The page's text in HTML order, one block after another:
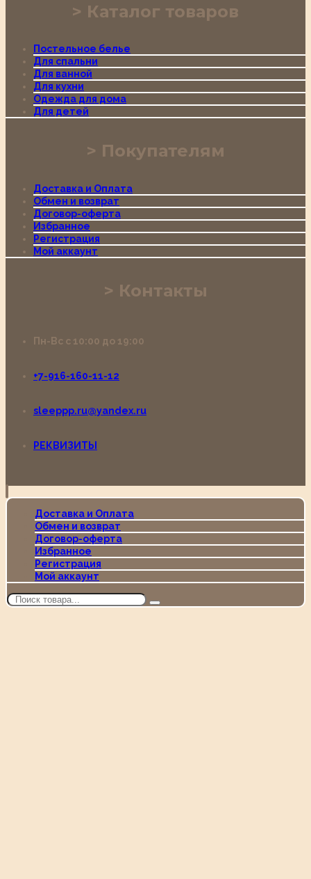
Каталог товаров
Постельное белье
Для спальни
Для ванной
Для кухни
Одежда для дома
Для детей
Покупателям
Доставка и Оплата
Обмен и возврат
Договор-оферта
Избранное
Регистрация
Мой аккаунт
Контакты
Пн-Вс с 10:00 до 19:00
+7-916-160-11-12
sleeppp.ru@yandex.ru
РЕКВИЗИТЫ
Доставка и Оплата
Обмен и возврат
Договор-оферта
Избранное
Регистрация
Мой аккаунт